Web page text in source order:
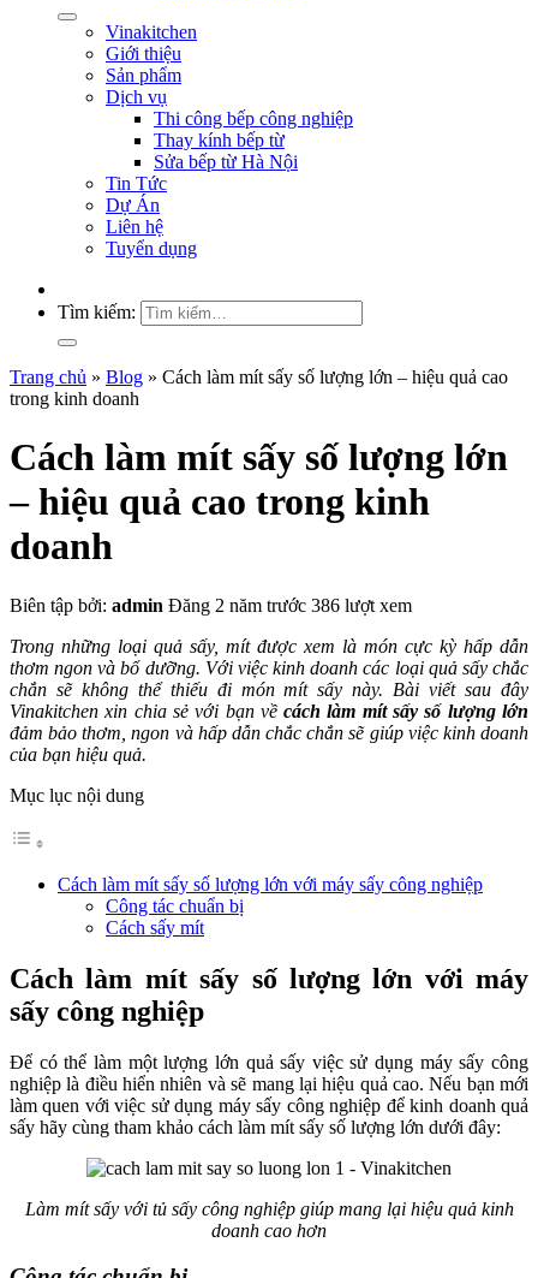
Vinakitchen
Giới thiệu
Sản phẩm
Dịch vụ
Thi công bếp công nghiệp
Thay kính bếp từ
Sửa bếp từ Hà Nội
Tin Tức
Dự Án
Liên hệ
Tuyển dụng
Tìm kiếm:
Trang chủ » Blog » Cách làm mít sấy số lượng lớn – hiệu quả cao
trong kinh doanh
Cách làm mít sấy số lượng lớn
– hiệu quả cao trong kinh
doanh
Biên tập bởi: admin Đăng 2 năm trước 386 lượt xem
Trong những loại quả sấy, mít được xem là món cực kỳ hấp dẫn
thơm ngon và bổ dưỡng. Với việc kinh doanh các loại quả sấy chắc
chắn sẽ không thể thiếu đi món mít sấy này. Bài viết sau đây
Vinakitchen xin chia sẻ với bạn vềcách làm mít sấy số lượng lớn
đảm bảo thơm, ngon và hấp dẫn chắc chắn sẽ giúp việc kinh doanh
của bạn hiệu quả.
Mục lục nội dung
Cách làm mít sấy số lượng lớn với máy sấy công nghiệp
Công tác chuẩn bị
Cách sấy mít
Cách làm mít sấy số lượng lớn với máy
sấy công nghiệp
Để có thể làm một lượng lớn quả sấy việc sử dụng máy sấy công
nghiệp là điều hiển nhiên và sẽ mang lại hiệu quả cao. Nếu bạn mới
làm quen với việc sử dụng máy sấy công nghiệp để kinh doanh quả
sấy hãy cùng tham khảo cách làm mít sấy số lượng lớn dưới đây:
Làm mít sấy với tủ sấy công nghiệp giúp mang lại hiệu quả kinh
doanh cao hơn